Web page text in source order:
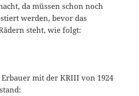
da müssen schon noch
werden, bevor das
steht, wie folgt:
mit der KRIII von 1924